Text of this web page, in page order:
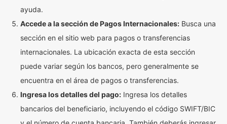
ayuda.
Accede a la sección de Pagos Internacionales: Busca una
sección en el sitio web para pagos o transferencias
internacionales. La ubicación exacta de esta sección
puede variar según los bancos, pero generalmente se
encuentra en el área de pagos o transferencias.
Ingresa los detalles del pago: Ingresa los detalles
bancarios del beneficiario, incluyendo el código SWIFT/BIC